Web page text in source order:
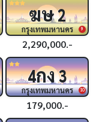
9
ฆษ2
กรุงเทพมหานคร
2,290,000.-
10
4กง3
กรุงเทพมหานคร
179,000.-